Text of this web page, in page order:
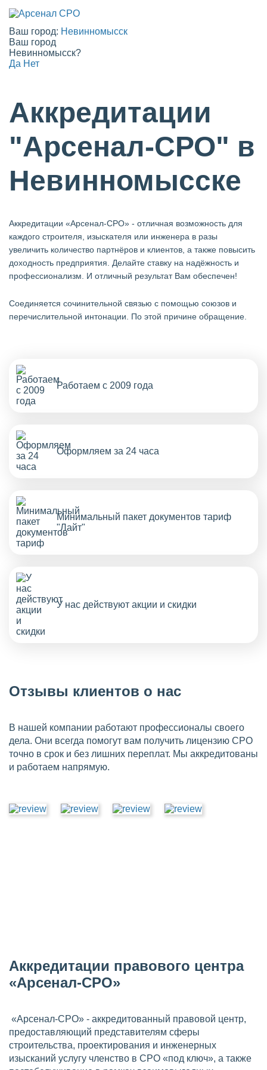
Ваш город: Невинномысск
Ваш город
Невинномысск?
Да Нет
Аккредитации
"Арсенал-СРО" в
Невинномысске
Аккредитации «Арсенал-СРО» - отличная возможность для
каждого строителя, изыскателя или инженера в разы
увеличить количество партнёров и клиентов, а также повысить
доходность предприятия. Делайте ставку на надёжность и
профессионализм. И отличный результат Вам обеспечен!
Cоединяется сочинительной связью с помощью союзов и
перечислительной интонации. По этой причине обращение.
Работаем с 2009 года
Оформляем за 24 часа
Минимальный пакет документов тариф
"Лайт"
У нас действуют акции и скидки
Отзывы клиентов о нас
В нашей компании работают профессионалы своего
дела. Они всегда помогут вам получить лицензию СРО
точно в срок и без лишних переплат. Мы аккредитованы
и работаем напрямую.
Аккредитации правового центра
«Арсенал-СРО»
«Арсенал-СРО» - аккредитованный правовой центр,
предоставляющий представителям сферы
строительства, проектирования и инженерных
изысканий услугу членство в СРО «под ключ», а также